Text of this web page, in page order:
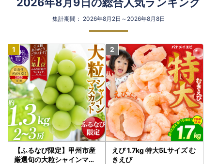
集計期間： 2026年8月2日～2026年8月8日
【ふるなび限定】甲州市産
厳選旬の大粒シャインマス
えび 1.7kg 特大5Lサイズ む
きえび